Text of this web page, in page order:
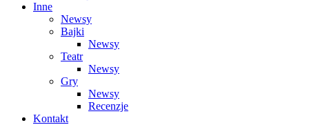
Inne
Newsy
Bajki
Newsy
Teatr
Newsy
Gry
Newsy
Recenzje
Kontakt